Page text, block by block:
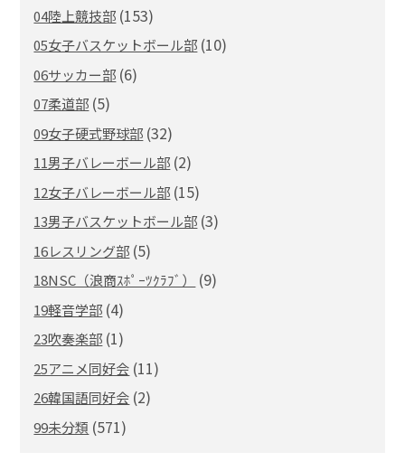
04陸上競技部 (153)
05女子バスケットボール部 (10)
06サッカー部 (6)
07柔道部 (5)
09女子硬式野球部 (32)
11男子バレーボール部 (2)
12女子バレーボール部 (15)
13男子バスケットボール部 (3)
16レスリング部 (5)
18NSC（浪商ｽﾎﾟｰﾂｸﾗﾌﾞ） (9)
19軽音学部 (4)
23吹奏楽部 (1)
25アニメ同好会 (11)
26韓国語同好会 (2)
99未分類 (571)